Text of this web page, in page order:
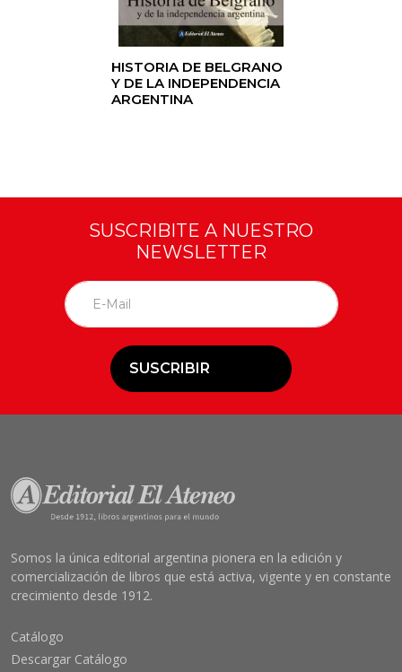
HISTORIA DE BELGRANO
Y DE LA INDEPENDENCIA
ARGENTINA
SUSCRIBITE A NUESTRO
NEWSLETTER
SUSCRIBIR
Somos la única editorial argentina pionera en la edición y
comercialización de libros que está activa, vigente y en constante
crecimiento desde 1912.
Catálogo
Descargar Catálogo